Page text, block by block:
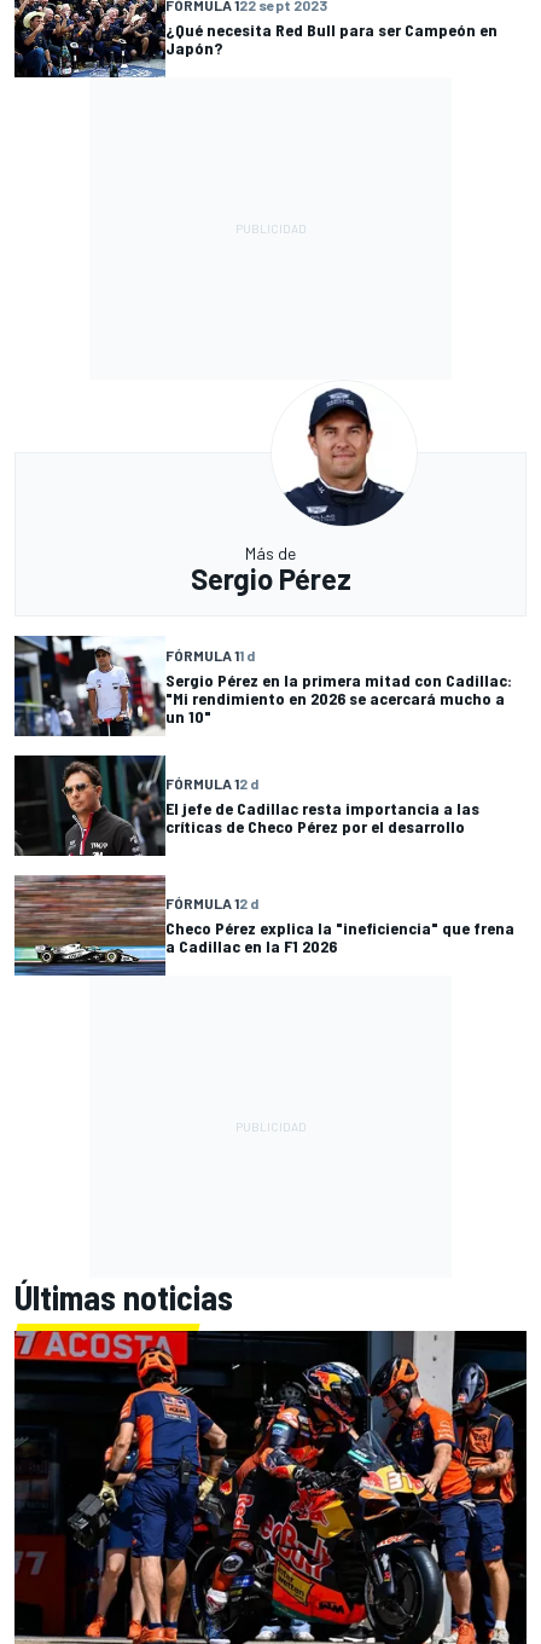
FÓRMULA 122 sept 2023
¿Qué necesita Red Bull para ser Campeón en
Japón?
Más de
Sergio Pérez
FÓRMULA 11 d
Sergio Pérez en la primera mitad con Cadillac:
"Mi rendimiento en 2026 se acercará mucho a
un 10"
FÓRMULA 12 d
El jefe de Cadillac resta importancia a las
críticas de Checo Pérez por el desarrollo
FÓRMULA 12 d
Checo Pérez explica la "ineficiencia" que frena
a Cadillac en la F1 2026
Últimas noticias